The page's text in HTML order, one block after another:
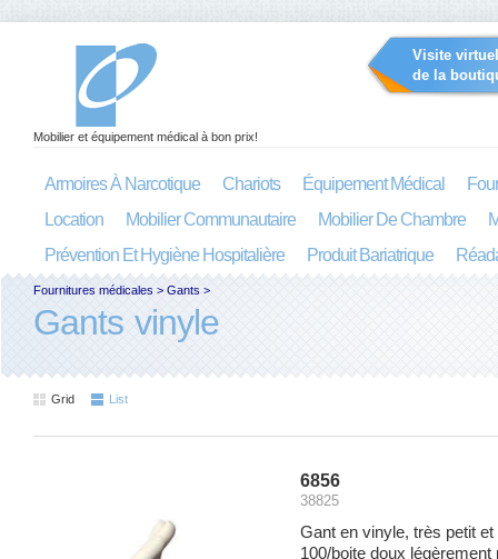
Visite
de la
Mobilier et équipement médical à bon prix!
Armoires À Narcotique Chariots Équipement Médical
Location
Mobilier Communautaire Mobilier De Chambre
Prévention Et Hygiène Hospitalière
Produit Bariatrique
Fournitures médicales > Gants >
Gants vinyle
Grid List
6856
38825
Gant en vinyle, très petit
100/boite doux légèrement